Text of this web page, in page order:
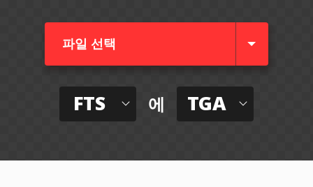
파일 선택
FTS 에 TGA